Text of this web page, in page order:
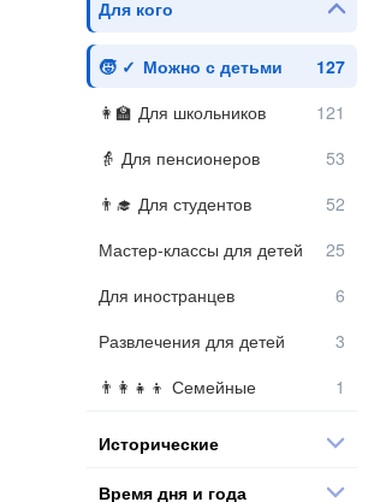
Для кого
Можно с детьми
Для школьников
Для пенсионеров
Для студентов
Мастер-классы для детей
Для иностранцев
Развлечения для детей
Семейные
Исторические
Время дня и года